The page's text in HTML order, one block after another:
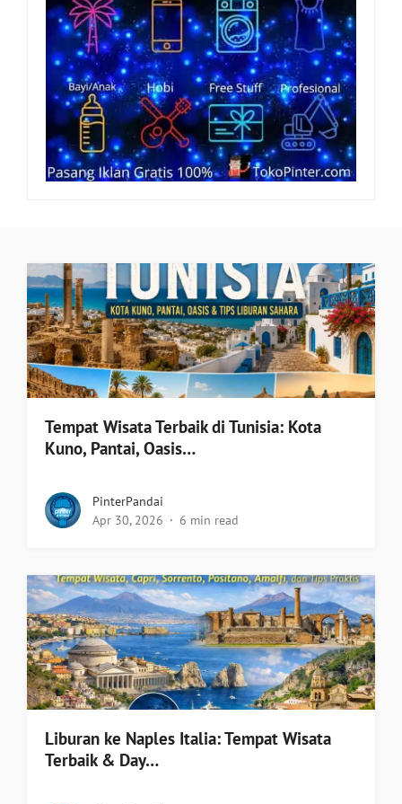
Tempat Wisata Terbaik di Tunisia: Kota
Kuno, Pantai, Oasis…
PinterPandai
Apr 30, 2026
6 min read
Liburan ke Naples Italia: Tempat Wisata
Terbaik & Day…